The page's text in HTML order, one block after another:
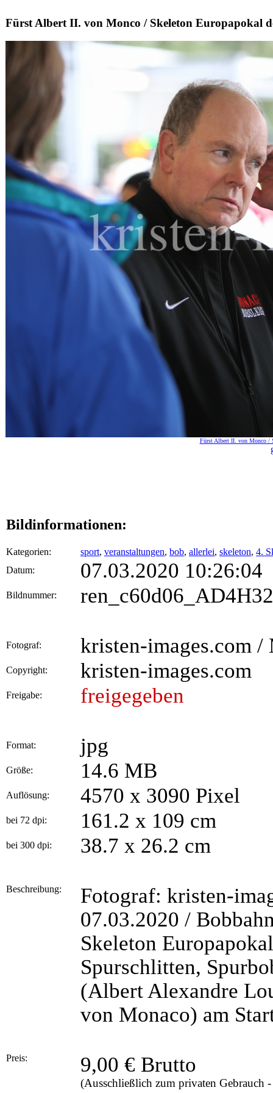
Fürst Albert II. von Monco / Skeleton Europapokal
Fürst Albert II. von Monco /
Bildinformationen:
Kategorien: sport, veranstaltungen, bob, allerlei, skeleton, 4.
Datum:
07.03.2020 10:26:04
Bildnummer:
Fotograf: kristen-images.com
Copyright: kristen-images.com
Freigabe: freigegeben
Format: jpg
Größe: 14.6 MB
Auflösung: 4570 x 3090 Pixel
bei 72 dpi: 161.2 x 109 cm
bei 300 dpi: 38.7 x 26.2 cm
Beschreibung:
Fotograf: kristen-
07.03.2020 /
Skeleton
Spurschlitten,
(Albert Alexandre
von Monaco) am
Preis: 9,00 € Brutto
(Ausschließlich zum privaten Gebrauch